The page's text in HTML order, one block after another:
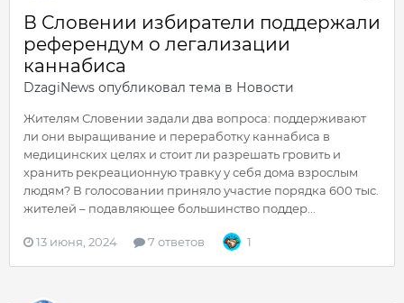
В Словении избиратели поддержали
референдум о легализации
каннабиса
DzagiNews опубликовал тема в Новости
Жителям Словении задали два вопроса: поддерживают
ли они выращивание и переработку каннабиса в
медицинских целях и стоит ли разрешать гровить и
хранить рекреационную травку у себя дома взрослым
людям? В голосовании приняло участие порядка 600 тыс.
жителей – подавляющее большинство поддер...
13 июня, 2024 7 ответов 1